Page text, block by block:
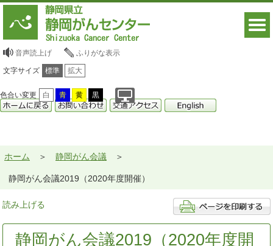
音声読上げ ふりがな表示
文字サイズ 標準 拡大
色合い変更 白 青 黄 黒
ホーム 静岡がん会議
静岡がん会議2019（2020年度開催）
読み上げる
静岡がん会議2019（2020年度開